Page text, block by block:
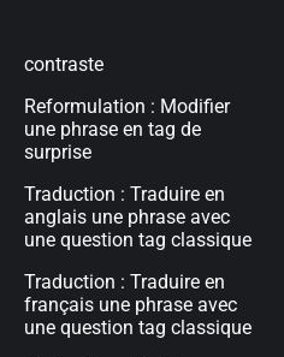
contraste
Reformulation : Modifier
une phrase en tag de
surprise
Traduction : Traduire en
anglais une phrase avec
une question tag classique
Traduction : Traduire en
français une phrase avec
une question tag classique